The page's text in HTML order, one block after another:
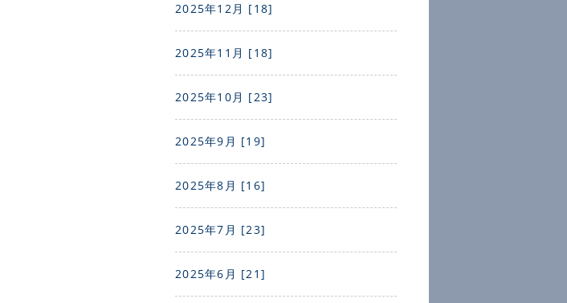
2025年12月 [18]
2025年11月 [18]
2025年10月 [23]
2025年9月 [19]
2025年8月 [16]
2025年7月 [23]
2025年6月 [21]